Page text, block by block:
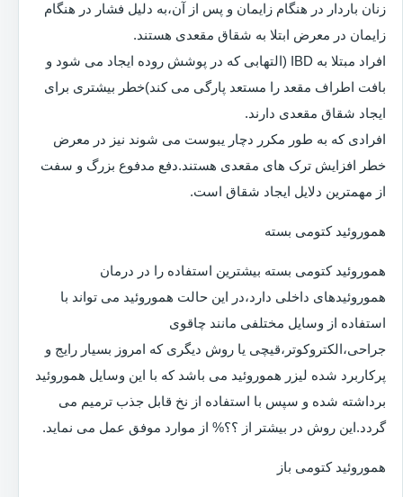
زنان باردار در هنگام زایمان و پس از آن،به دلیل فشار در هنگام
زایمان در معرض ابتلا به شقاق مقعدی هستند.
افراد مبتلا به IBD (التهابی که در پوشش روده ایجاد می شود و
بافت اطراف مقعد را مستعد پارگی می کند)خطر بیشتری برای
ایجاد شقاق مقعدی دارند.
افرادی که به طور مکرر دچار یبوست می شوند نیز در معرض
خطر افزایش ترک های مقعدی هستند.دفع مدفوع بزرگ و سفت
از مهمترین دلایل ایجاد شقاق است.
هموروئید کتومی بسته
هموروئید کتومی بسته بیشترین استفاده را در درمان
هموروئیدهای داخلی دارد،در این حالت هموروئید می تواند با
استفاده از وسایل مختلفی مانند چاقوی
جراحی،الکتروکوتر،قیچی یا روش دیگری که امروز بسیار رایج و
پرکاربرد شده لیزر هموروئید می باشد که با این وسایل هموروئید
برداشته شده و سپس با استفاده از نخ قابل جذب ترمیم می
گردد.این روش در بیشتر از ؟؟% از موارد موفق عمل می نماید.
هموروئید کتومی باز